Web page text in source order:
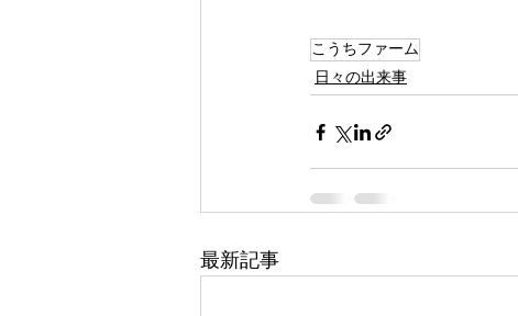
こうちファーム
日々の出来事
最新記事